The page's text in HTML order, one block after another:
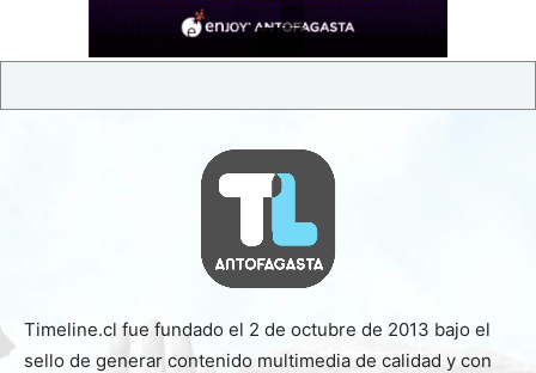
Timeline.cl fue fundado el 2 de octubre de 2013 bajo el
sello de generar contenido multimedia de calidad y con